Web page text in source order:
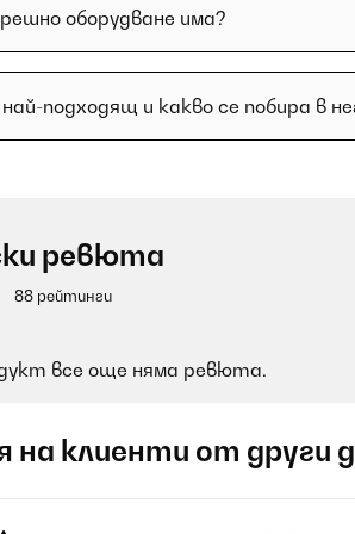
оборудване има?
подходящ и какво се побира в
ревюта
88 рейтинги
все още няма ревюта.
на клиенти от други